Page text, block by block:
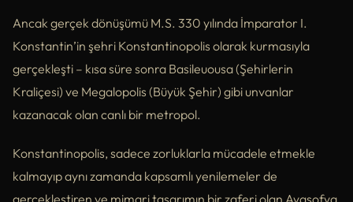
Ancak gerçek dönüşümü M.S. 330 yılında İmparator I.
Konstantin’in şehri Konstantinopolis olarak kurmasıyla
gerçekleşti – kısa süre sonra Basileuousa (Şehirlerin
Kraliçesi) ve Megalopolis (Büyük Şehir) gibi unvanlar
kazanacak olan canlı bir metropol.
Konstantinopolis, sadece zorluklarla mücadele etmekle
kalmayıp aynı zamanda kapsamlı yenilemeler de